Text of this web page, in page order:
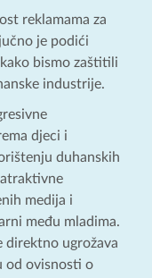
reklamama za
je podići
bismo zaštitili
industrije.
djeci i
duhanskih
medija i
među mladima.
direktno ugrožava
od ovisnosti o